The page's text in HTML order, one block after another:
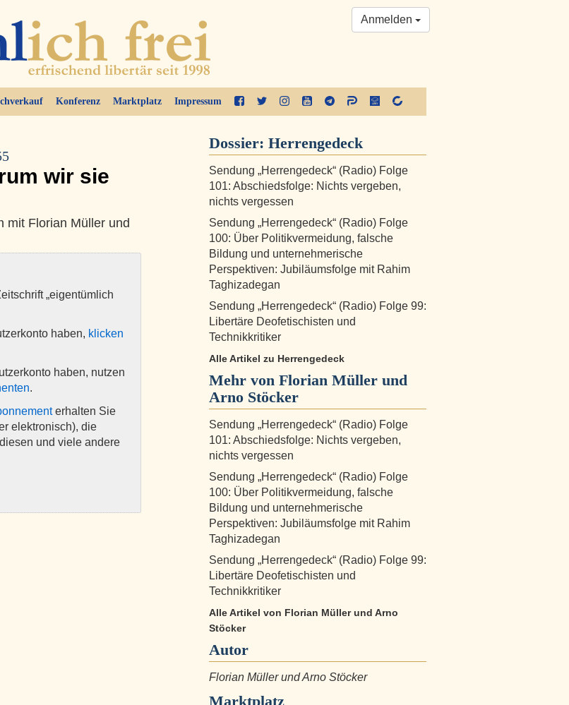
Konferenz Marktplatz Impressum
Anmelden
wir sie
mit Florian Müller und
„eigentümlich
haben, klicken
haben, nutzen
.
erhalten Sie
elektronisch), die
und viele andere
Dossier: Herrengedeck
Sendung „Herrengedeck“ (Radio) Folge
101: Abschiedsfolge: Nichts vergeben,
nichts vergessen
Sendung „Herrengedeck“ (Radio) Folge
100: Über Politikvermeidung, falsche
Bildung und unternehmerische
Perspektiven: Jubiläumsfolge mit Rahim
Taghizadegan
Sendung „Herrengedeck“ (Radio) Folge 99:
Libertäre Deofetischisten und
Technikkritiker
Alle Artikel zu Herrengedeck
Mehr von Florian Müller und
Arno Stöcker
Sendung „Herrengedeck“ (Radio) Folge
101: Abschiedsfolge: Nichts vergeben,
nichts vergessen
Sendung „Herrengedeck“ (Radio) Folge
100: Über Politikvermeidung, falsche
Bildung und unternehmerische
Perspektiven: Jubiläumsfolge mit Rahim
Taghizadegan
Sendung „Herrengedeck“ (Radio) Folge 99:
Libertäre Deofetischisten und
Technikkritiker
Alle Artikel von Florian Müller und Arno
Stöcker
Autor
Florian Müller und Arno Stöcker
Marktplatz